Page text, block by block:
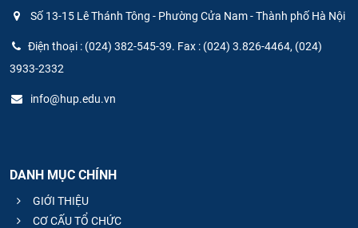
Số 13-15 Lê Thánh Tông - Phường Cửa Nam - Thành phố Hà Nội
Điện thoại : (024) 382-545-39. Fax : (024) 3.826-4464, (024)
3933-2332
info@hup.edu.vn
DANH MỤC CHÍNH
GIỚI THIỆU
CƠ CẤU TỔ CHỨC